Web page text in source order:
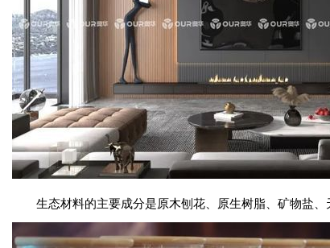
生态材料的主要成分是原木刨花、原生树脂、矿物盐、